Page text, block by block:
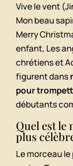
Vive le vent
Mon beau
Merry
enfant, Les
chrétiens et
figurent dans
pour
débutants
Quel est le
plus
Le morceau